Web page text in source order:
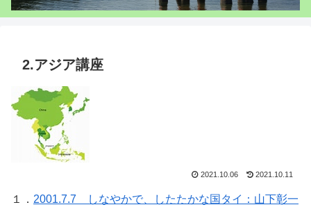
2.アジア講座
2021.10.06 2021.10.11
１． 2001.7.7 しなやかで、したたかな国タイ：山下彰一